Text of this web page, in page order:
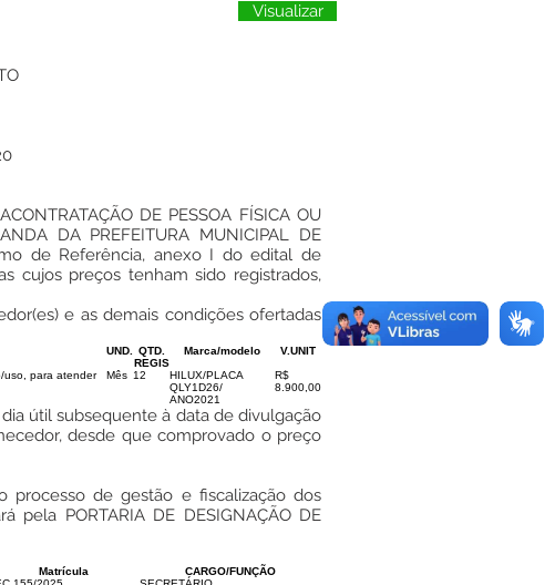
Visualizar
DE PESSOA FÍSICA OU
DA PREFEITURA MUNICIPAL DE
de Referência, anexo I do edital de
cujos preços tenham sido registrados,
e as demais condições ofertadas
UND.
QTD.
REGIS
Marca/modelo
V.UNIT
uso, para atender
Mês 12
HILUX/PLACA
QLY1D26/
ANO2021
R$
8.900,00
útil subsequente à data de divulgação
desde que comprovado o preço
processo de gestão e fiscalização dos
PORTARIA DE DESIGNAÇÃO DE
Matrícula
CARGO/FUNÇÃO